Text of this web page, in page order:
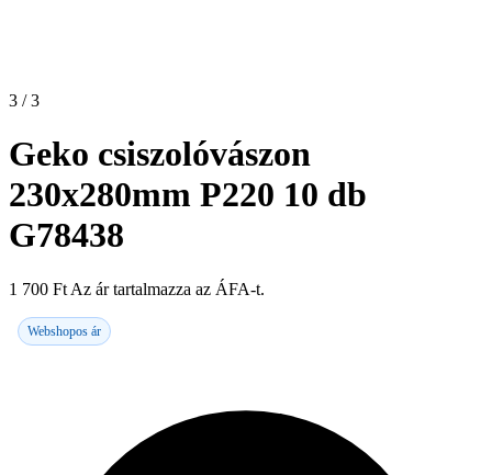
3 / 3
Geko csiszolóvászon
230x280mm P220 10 db
G78438
1 700 Ft Az ár tartalmazza az ÁFA-t.
Webshopos ár